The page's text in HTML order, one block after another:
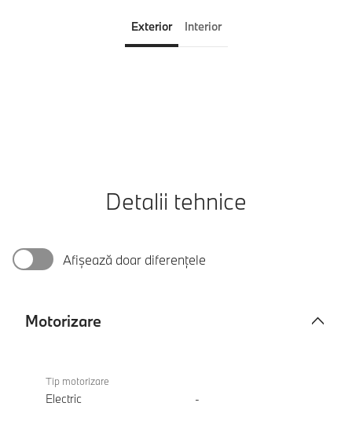
Exterior Interior
Detalii tehnice
Afișează doar diferențele
Motorizare
iX3 50
xDrive
Tip motorizare
Electric -